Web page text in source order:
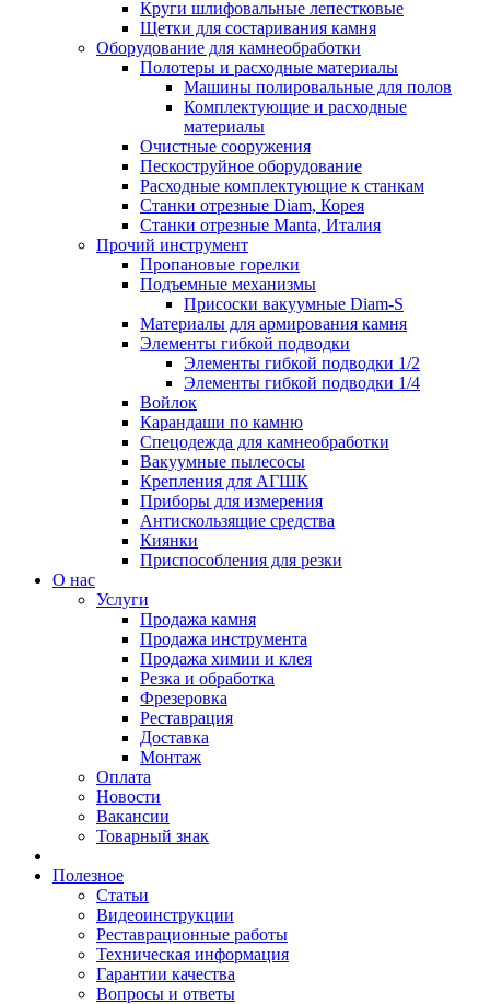
Круги шлифовальные лепестковые
Щетки для состаривания камня
Оборудование для камнеобработки
Полотеры и расходные материалы
Машины полировальные для полов
Комплектующие и расходные
материалы
Очистные сооружения
Пескоструйное оборудование
Расходные комплектующие к станкам
Станки отрезные Diam, Корея
Станки отрезные Manta, Италия
Прочий инструмент
Пропановые горелки
Подъeмные механизмы
Присоски вакуумные Diam-S
Материалы для армирования камня
Элементы гибкой подводки
Элементы гибкой подводки 1/2
Элементы гибкой подводки 1/4
Войлок
Карандаши по камню
Спецодежда для камнеобработки
Вакуумные пылесосы
Крепления для АГШК
Приборы для измерения
Антискользящие средства
Киянки
Приспособления для резки
О нас
Услуги
Продажа камня
Продажа инструмента
Продажа химии и клея
Резка и обработка
Фрезеровка
Реставрация
Доставка
Монтаж
Оплата
Новости
Вакансии
Товарный знак
Полезное
Статьи
Видеоинструкции
Реставрационные работы
Техническая информация
Гарантии качества
Вопросы и ответы